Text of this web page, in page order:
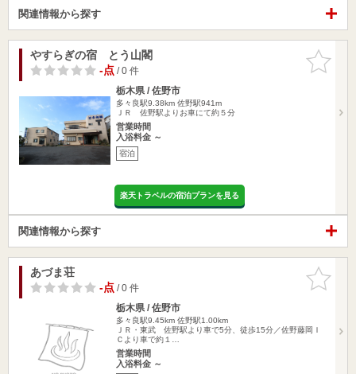
関連情報から探す
お気に入
りに追加
やすらぎの宿 とう山閣
-点/ 0 件
栃木県 / 佐野市
多々良駅9.38km 佐野駅941m
ＪＲ 佐野駅よりお車にて約５分
営業時間
入浴料金 ～
宿泊
楽天トラベルの宿泊プランを見る
関連情報から探す
お気に入
りに追加
あづま荘
-点/ 0 件
栃木県 / 佐野市
多々良駅9.45km 佐野駅1.00km
ＪＲ・東武 佐野駅より車で5分、徒歩15分／佐野藤岡Ｉ
Ｃより車で約１…
営業時間
入浴料金 ～